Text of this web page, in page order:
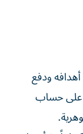
ودفع
على حساب